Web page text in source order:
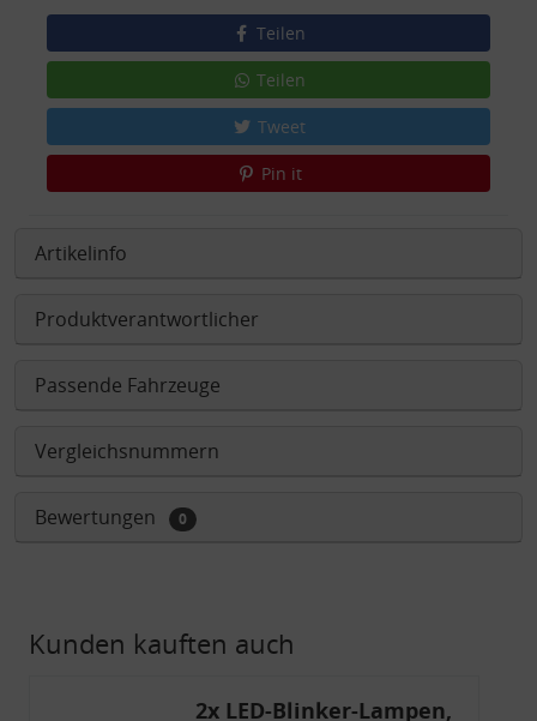
Teilen
Teilen
Tweet
Pin it
Artikelinfo
Produktverantwortlicher
Passende Fahrzeuge
Vergleichsnummern
Bewertungen 0
Kunden kauften auch
2x LED-Blinker-Lampen,